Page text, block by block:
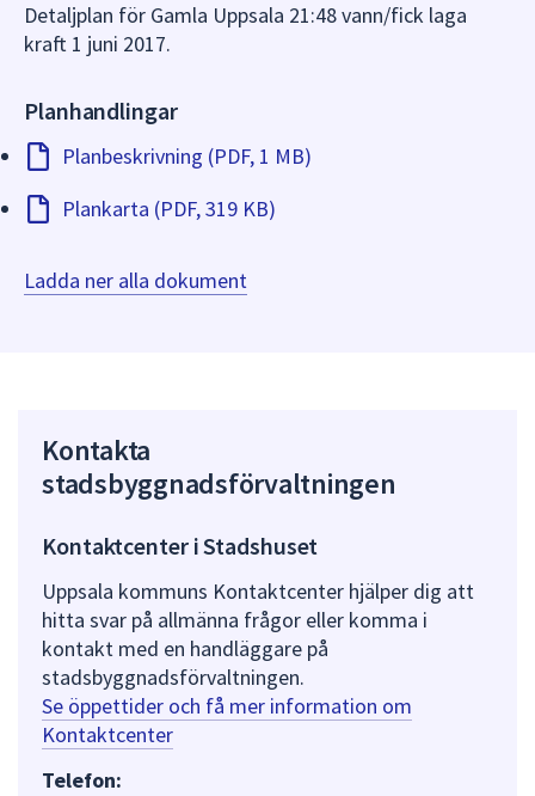
Detaljplan för Gamla Uppsala 21:48 vann/fick laga
kraft 1 juni 2017.
Planhandlingar
Planbeskrivning (PDF, 1 MB)
Plankarta (PDF, 319 KB)
Ladda ner alla dokument
Kontakta
stadsbyggnadsförvaltningen
Kontaktcenter i Stadshuset
Uppsala kommuns Kontaktcenter hjälper dig att
hitta svar på allmänna frågor eller komma i
kontakt med en handläggare på
stadsbyggnadsförvaltningen.
Se öppettider och få mer information om
Kontaktcenter
Telefon: